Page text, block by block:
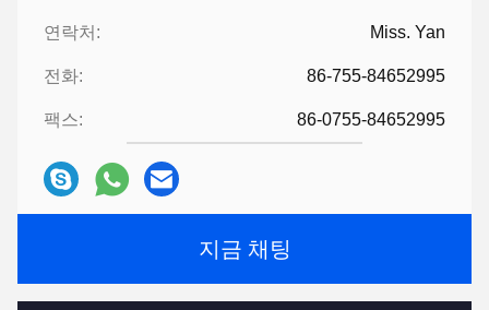
연락처: Miss. Yan
전화: 86-755-84652995
팩스: 86-0755-84652995
지금 채팅